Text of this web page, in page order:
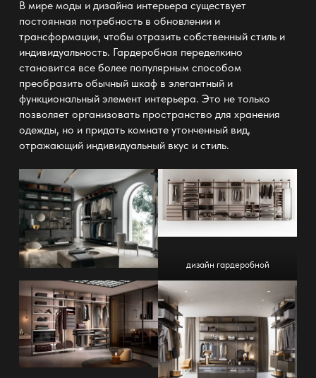
В мире моды и дизайна интерьера существует
постоянная потребность в обновлении и
трансформации, чтобы отразить собственный стиль и
индивидуальность. Гардеробная переделкино
становится все более популярным способом
преобразить обычный шкаф в элегантный и
функциональный элемент интерьера. Это не только
позволяет организовать пространство для хранения
одежды, но и придать комнате утонченный вид,
отражающий индивидуальный вкус и стиль.
дизайн гардеробной